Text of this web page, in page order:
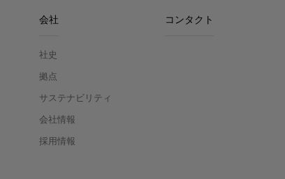
会社
社史
拠点
サステナビリティ
会社情報
採用情報
コンタクト